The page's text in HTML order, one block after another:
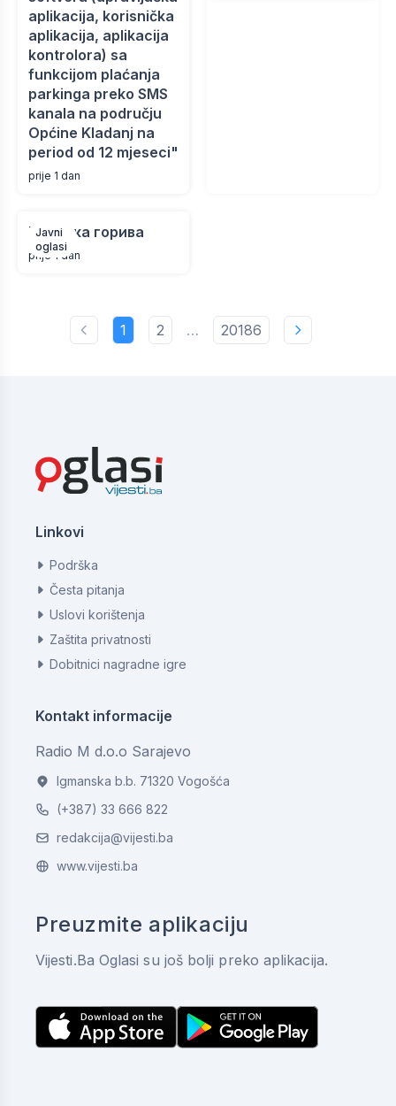
aplikacija, korisnička
aplikacija, aplikacija
kontrolora) sa
funkcijom plaćanja
parkinga preko SMS
kanala na području
Općine Kladanj na
period od 12 mjeseci"
prije 1 dan
Javni
oglasi
Набавка горива
prije 1 dan
1 2 … 20186
Linkovi
Podrška
Česta pitanja
Uslovi korištenja
Zaštita privatnosti
Dobitnici nagradne igre
Kontakt informacije
Radio M d.o.o Sarajevo
Igmanska b.b. 71320 Vogošća
(+387) 33 666 822
redakcija@vijesti.ba
www.vijesti.ba
Preuzmite aplikaciju
Vijesti.Ba Oglasi su još bolji preko aplikacija.